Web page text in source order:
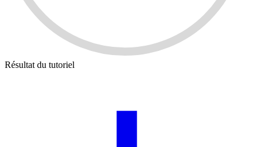
Résultat du tutoriel